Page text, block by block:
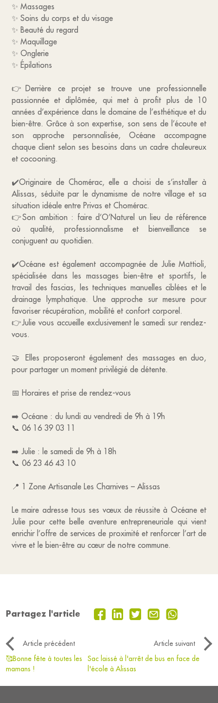
✨ Massages
✨ Soins du corps et du visage
✨ Beauté du regard
✨ Maquillage
✨ Onglerie
✨ Épilations
👉Derrière ce projet se trouve une professionnelle
passionnée et diplômée, qui met à profit plus de 10
années d’expérience dans le domaine de l’esthétique et du
bien-être. Grâce à son expertise, son sens de l’écoute et
son approche personnalisée, Océane accompagne
chaque client selon ses besoins dans un cadre chaleureux
et cocooning.
✔️Originaire de Chomérac, elle a choisi de s’installer à
Alissas, séduite par le dynamisme de notre village et sa
situation idéale entre Privas et Chomérac.
👉Son ambition : faire d’O’Naturel un lieu de référence
où qualité, professionnalisme et bienveillance se
conjuguent au quotidien.
✔️Océane est également accompagnée de Julie Mattioli,
spécialisée dans les massages bien-être et sportifs, le
travail des fascias, les techniques manuelles ciblées et le
drainage lymphatique. Une approche sur mesure pour
favoriser récupération, mobilité et confort corporel.
👉Julie vous accueille exclusivement le samedi sur rendez-
vous.
🤝 Elles proposeront également des massages en duo,
pour partager un moment privilégié de détente.
📅 Horaires et prise de rendez-vous
➡️ Océane : du lundi au vendredi de 9h à 19h
📞 06 16 39 03 11
➡️ Julie : le samedi de 9h à 18h
📞 06 23 46 43 10
📍 1 Zone Artisanale Les Charnives – Alissas
Le maire adresse tous ses vœux de réussite à Océane et
Julie pour cette belle aventure entrepreneuriale qui vient
enrichir l’offre de services de proximité et renforcer l’art de
vivre et le bien-être au cœur de notre commune.
Partagez l'article
Article précédent
Article suivant
🥰Bonne fête à toutes les
mamans !
Sac laissé à l'arrêt de bus en face de
l'école à Alissas